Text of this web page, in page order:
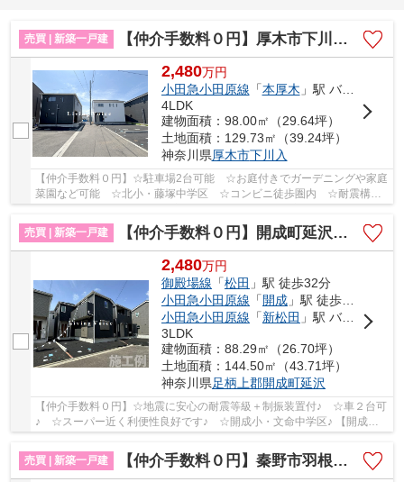
売買 | 新築一戸建 【仲介手数料０円】厚木市下川入第18 新築一戸建て 全3棟
2,480万円
小田急小田原線 「本厚木 」駅 バス28分 「西一丁目（神奈川県）」 停歩3分
4LDK
建物面積：98.00㎡（29.64坪）
土地面積：129.73㎡（39.24坪）
神奈川県厚木市下川入
【仲介手数料０円】☆駐車場2台可能 ☆お庭付きでガーデニングや家庭
菜園など可能 ☆北小・藤塚中学区 ☆コンビニ徒歩圏内 ☆耐震構造
売買 | 新築一戸建
【仲介手数料０円】開成町延沢第18 新築一戸建て 全3棟
2,480万円
御殿場線 「松田 」駅 徒歩32分
小田急小田原線 「開成」駅 徒歩33分
小田急小田原線 「新松田 」駅 バス10分 「開成小学校（神奈川県）」 停歩7分
3LDK
建物面積：88.29㎡（26.70坪）
土地面積：144.50㎡（43.71坪）
神奈川県足柄上郡開成町延沢
【仲介手数料０円】☆地震に安心の耐震等級＋制振装置付♪ ☆車２台可
♪ ☆スーパー近く利便性良好です♪ ☆開成小・文命中学区♪ 【開成町
売買 | 新築一戸建
【仲介手数料０円】秦野市羽根第1 新築一戸建て 全3棟